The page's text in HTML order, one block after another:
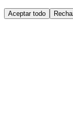
Aceptar todo